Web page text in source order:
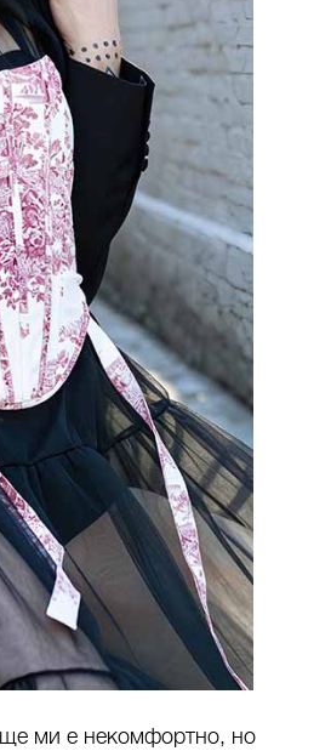
ще ми е некомфортно, но